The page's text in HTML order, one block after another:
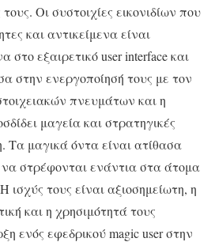
Οι συστοιχίες εικονιδίων που
και αντικείμενα είναι
στο εξαιρετικό user interface και
στην ενεργοποίησή τους με τον
πνευμάτων και η
μαγεία και στρατηγικές
Τα μαγικά όντα είναι ατίθασα
στρέφονται ενάντια στα άτομα
τους είναι αξιοσημείωτη, η
και η χρησιμότητά τους
ενός εφεδρικού magic user στην